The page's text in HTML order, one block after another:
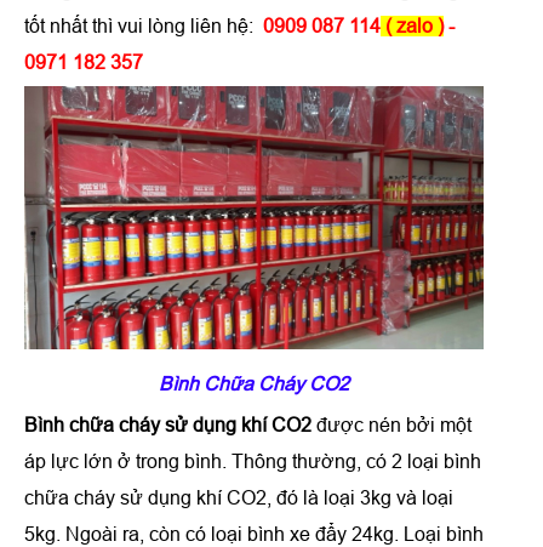
tốt nhất thì vui lòng liên hệ: 0909 087 114 ( zalo )-
0971 182 357
Bình Chữa Cháy CO2
Bình chữa cháy sử dụng khí CO2 được nén bởi một
áp lực lớn ở trong bình. Thông thường, có 2 loại bình
chữa cháy sử dụng khí CO2, đó là loại 3kg và loại
5kg. Ngoài ra, còn có loại bình xe đẩy 24kg. Loại bình